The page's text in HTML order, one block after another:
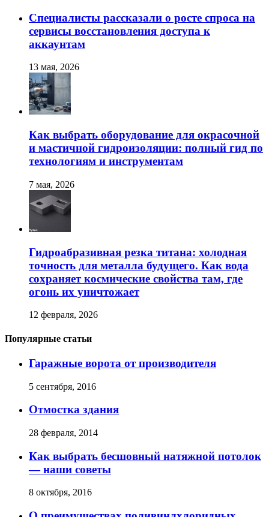
Специалисты рассказали о росте спроса на
сервисы восстановления доступа к
аккаунтам
13 мая, 2026
Как выбрать оборудование для окрасочной
и мастичной гидроизоляции: полный гид по
технологиям и инструментам
7 мая, 2026
Гидроабразивная резка титана: холодная
точность для металла будущего. Как вода
сохраняет космические свойства там, где
огонь их уничтожает
12 февраля, 2026
Популярные статьи
Гаражные ворота от производителя
5 сентября, 2016
Отмостка здания
28 февраля, 2014
Как выбрать бесшовный натяжной потолок
— наши советы
8 октября, 2016